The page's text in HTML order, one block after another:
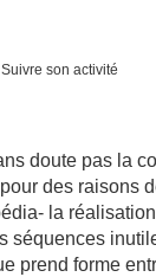
Suivre son activité
doute pas la
des raisons
la
séquences
prend forme